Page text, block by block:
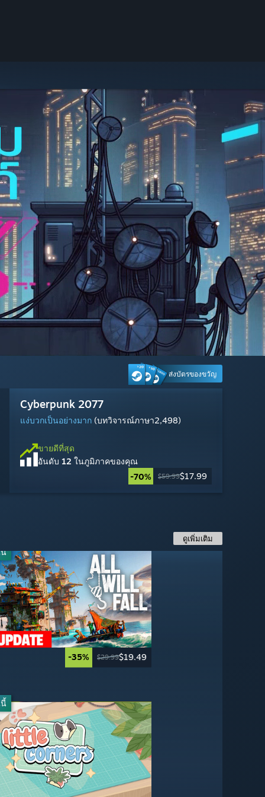
ส่งบัตรของขวัญ
Marvel Rivals
ผสมกัน(บทวิจารณ์ภาษา1,414)
ขายดีที่สุด
อันดับ 11 ในภูมิภาคของคุณ
เล่นฟรี
Palworld
แง่บวกเป็นอย่างยิ่ง(บทวิจารณ์ภาษา1,872)
ขายดีที่สุด
อันดับ 9ในภูมิภาคของคุณ
$29.99
Wuthering Waves
แง่บวกเป็นอย่างมาก (บทวิจารณ์ภาษา850)
ขายดีที่สุด
อันดับ 27 ในภูมิภาคของคุณ
เล่นฟรี
Tom Clancy's Rainbow Six Siege
แง่บวกเป็นอย่างมาก (บทวิจารณ์ภาษา10,281)
ขายดีที่สุด
อันดับ 19 ในภูมิภาคของคุณ
เล่นฟรี
Cyberpunk 2077
แง่บวกเป็นอย่างมาก (บทวิจารณ์ภาษา2,498)
ขายดีที่สุด
อันดับ 12 ในภูมิภาคของคุณ
-70%
$59.99$17.99
Dead by Daylight
แง่บวกเป็นอย่างมาก (บทวิจารณ์ภาษา12,900)
ขายดีที่สุด
อันดับ 17 ในภูมิภาคของคุณ
$19.99
Escape from Tarkov
ผสมกัน(บทวิจารณ์ภาษา315)
ขายดีที่สุด
อันดับ 24 ในภูมิภาคของคุณ
$49.99
Steam Machine
อันดับ 2
Warframe
แง่บวกเป็นอย่างมาก (บทวิจารณ์ภาษา4,193)
ขายดีที่สุด
อันดับ 15 ในภูมิภาคของคุณ
เล่นฟรี
MARVEL Tōkon: Fighting Souls
พร้อมใช้งาน: 6 ส.ค. 2026
สั่งซื้อล่วงหน้าได้แล้วตอนนี้
เตรียมวางจำหน่าย 6 ส.ค. 2026
$59.99
Counter-Strike 2
แง่บวกเป็นอย่างมาก (บทวิจารณ์ภาษา25,260)
ขายดีที่สุด
อันดับ 5ในภูมิภาคของคุณ
เล่นฟรี
Marvel's Spider-Man 2
แง่บวกเป็นอย่างมาก (บทวิจารณ์ภาษา222)
ขายดีที่สุด
อันดับ 7ในภูมิภาคของคุณ
-33%
$59.99$40.19
ดูเพิ่มเติม
-35% $29.99$19.49
-33% $59.99$40.19
-60% $49.99$19.99
-50% $49.99 $24.99
-75% $39.99$9.99
-50% $39.99 $19.99